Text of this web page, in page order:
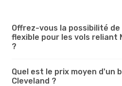
Offrez-vous la possibilité
flexible pour les vols reliant
?
Quel est le prix moyen d'un
Cleveland ?